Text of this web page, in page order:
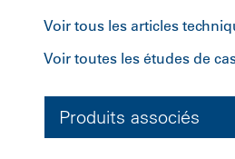
Voir tous les articles
Voir toutes les études de
Produits associés